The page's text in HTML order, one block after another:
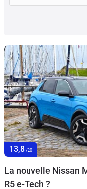
Services
Forum
Moto
Marques
13,8 /20
La nouvelle Nissan
R5 e-Tech ?